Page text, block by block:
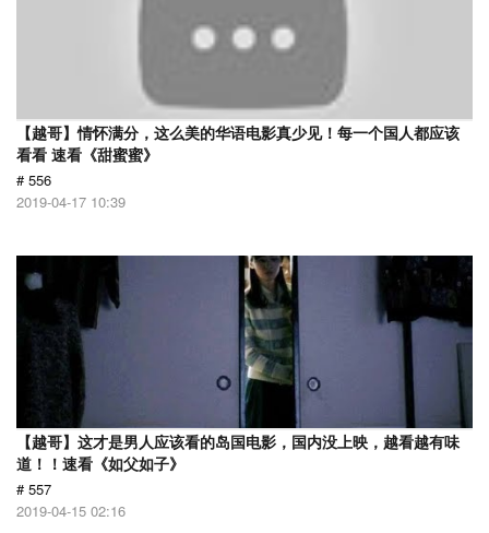
【越哥】情怀满分，这么美的华语电影真少见！每一个国人都应该
看看 速看《甜蜜蜜》
# 556
2019-04-17 10:39
【越哥】这才是男人应该看的岛国电影，国内没上映，越看越有味
道！！速看《如父如子》
# 557
2019-04-15 02:16